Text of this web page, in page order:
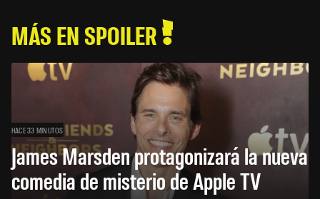
MÁS EN SPOILER
HACE 33 MINUTOS
James Marsden protagonizará la nueva
comedia de misterio de Apple TV